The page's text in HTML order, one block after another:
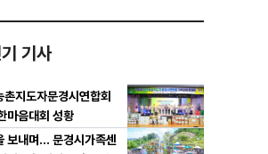
기사
촌지도자문경시연합회
마음대회 성황
보내며… 문경시가족센